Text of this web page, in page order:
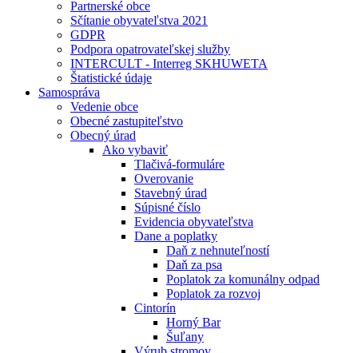
Partnerské obce
Sčítanie obyvateľstva 2021
GDPR
Podpora opatrovateľskej služby
INTERCULT - Interreg SKHUWETA
Štatistické údaje
Samospráva
Vedenie obce
Obecné zastupiteľstvo
Obecný úrad
Ako vybaviť
Tlačivá-formuláre
Overovanie
Stavebný úrad
Súpisné číslo
Evidencia obyvateľstva
Dane a poplatky
Daň z nehnuteľností
Daň za psa
Poplatok za komunálny odpad
Poplatok za rozvoj
Cintorín
Horný Bar
Šuľany